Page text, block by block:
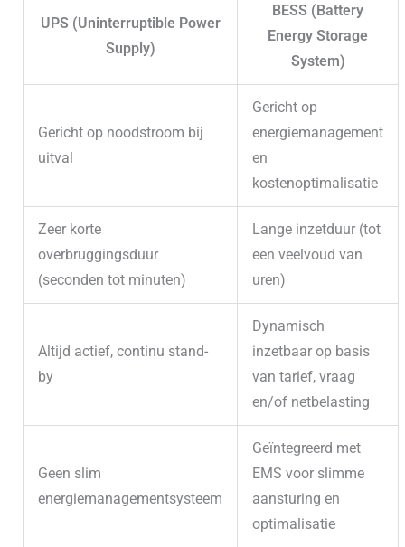
UPS (Uninterruptible Power
Supply)
BESS (Battery
Energy Storage
System)
Gericht op noodstroom bij
uitval
Gericht op
energiemanagement
en
kostenoptimalisatie
Zeer korte
overbruggingsduur
(seconden tot minuten)
Lange inzetduur (tot
een veelvoud van
uren)
Altijd actief, continu stand-
by
Dynamisch
inzetbaar op basis
van tarief, vraag
en/of netbelasting
Geen slim
energiemanagementsysteem
Geïntegreerd met
EMS voor slimme
aansturing en
optimalisatie